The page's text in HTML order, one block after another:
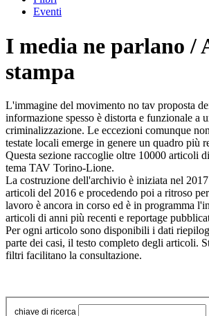
Eventi
I media ne parlano /
stampa
L'immagine del movimento no tav proposta
informazione spesso è distorta e funzionale a
criminalizzazione. Le eccezioni comunque
testate locali emerge in genere un quadro più
Questa sezione raccoglie oltre 10000 articoli
tema TAV Torino-Lione.
La costruzione dell'archivio è iniziata nel
articoli del 2016 e procedendo poi a ritroso
lavoro è ancora in corso ed è in programma
articoli di anni più recenti e reportage
Per ogni articolo sono disponibili i dati
parte dei casi, il testo completo degli articoli.
filtri facilitano la consultazione.